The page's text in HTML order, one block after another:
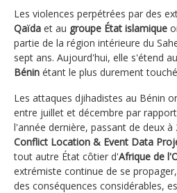
Les violences perpétrées par des
Qaïda et au groupe État islamique
partie de la région intérieure du
sept ans. Aujourd'hui, elle s'étend
Bénin étant le plus durement
Les attaques djihadistes au Bénin
entre juillet et décembre par
l'année dernière, passant de deux à
Conflict Location & Event Data
tout autre État côtier d'Afrique de
extrémiste continue de se
des conséquences considérables,